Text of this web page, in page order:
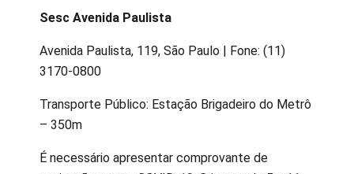
Sesc Avenida Paulista
Avenida Paulista, 119, São Paulo | Fone: (11)
3170-0800
Transporte Público: Estação Brigadeiro do Metrô
– 350m
É necessário apresentar comprovante de